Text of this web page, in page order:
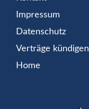
Impressum
Datenschutz
Verträge kündigen
Home